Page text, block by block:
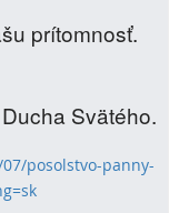
prítomnosť.
Svätého.
posolstvo-panny-